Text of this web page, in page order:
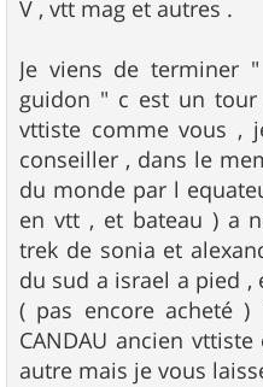
V , vtt mag et autres .
Je viens de terminer
guidon " c est un
vttiste comme vous ,
conseiller , dans le
du monde par l
en vtt , et bateau ) a
trek de sonia et
du sud a israel a pied
( pas encore acheté )
CANDAU ancien
autre mais je vous